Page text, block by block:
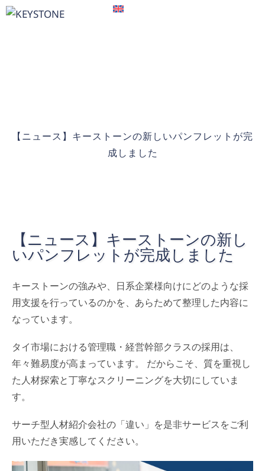
【ニュース】キーストーンの新しいパンフレットが完
成しました
【ニュース】キーストーンの新し
いパンフレットが完成しました
キーストーンの強みや、日系企業様向けにどのような採
用支援を行っているのかを、あらためて整理した内容に
なっています。
タイ市場における管理職・経営幹部クラスの採用は、
年々難易度が高まっています。 だからこそ、質を重視し
た人材探索と丁寧なスクリーニングを大切にしていま
す。
サーチ型人材紹介会社の「違い」を是非サービスをご利
用いただき実感してください。